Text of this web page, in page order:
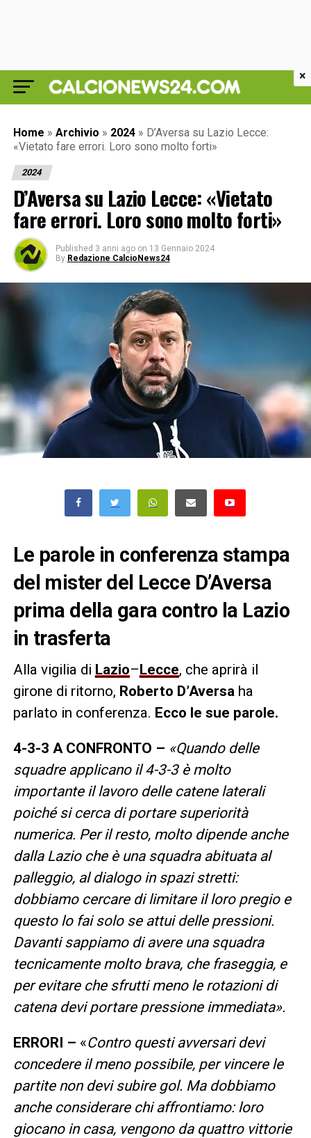
Home » Archivio » 2024 » D’Aversa su Lazio Lecce:
«Vietato fare errori. Loro sono molto forti»
2024
D’Aversa su Lazio Lecce: «Vietato
fare errori. Loro sono molto forti»
Published 3 anni ago on 13 Gennaio 2024
By Redazione CalcioNews24
Le parole in conferenza stampa
del mister del Lecce D’Aversa
prima della gara contro la Lazio
in trasferta
Alla vigilia di Lazio–Lecce, che aprirà il
girone di ritorno, Roberto D’Aversa ha
parlato in conferenza. Ecco le sue parole.
4-3-3 A CONFRONTO – «Quando delle
squadre applicano il 4-3-3 è molto
importante il lavoro delle catene laterali
poiché si cerca di portare superiorità
numerica. Per il resto, molto dipende anche
dalla Lazio che è una squadra abituata al
palleggio, al dialogo in spazi stretti:
dobbiamo cercare di limitare il loro pregio e
questo lo fai solo se attui delle pressioni.
Davanti sappiamo di avere una squadra
tecnicamente molto brava, che fraseggia, e
per evitare che sfrutti meno le rotazioni di
catena devi portare pressione immediata».
ERRORI – «Contro questi avversari devi
concedere il meno possibile, per vincere le
partite non devi subire gol. Ma dobbiamo
anche considerare chi affrontiamo: loro
giocano in casa, vengono da quattro vittorie
×